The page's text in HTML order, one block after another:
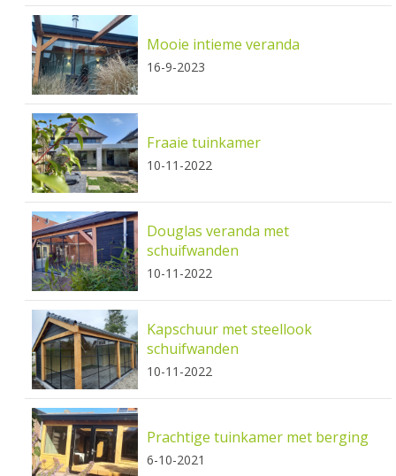
Mooie intieme veranda
16-9-2023
Fraaie tuinkamer
10-11-2022
Douglas veranda met
schuifwanden
10-11-2022
Kapschuur met steellook
schuifwanden
10-11-2022
Prachtige tuinkamer met berging
6-10-2021